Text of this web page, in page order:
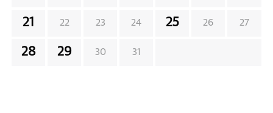
21 22 23 24 25 26 27
28 29 30 31